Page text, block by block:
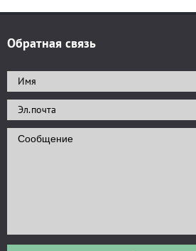
Обратная связь